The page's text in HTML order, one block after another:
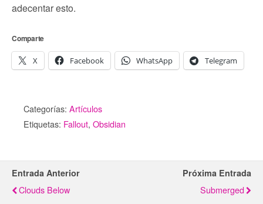
adecentar esto.
Comparte
X Facebook WhatsApp Telegram
Categorías: Artículos
Etiquetas: Fallout, Obsidian
Entrada Anterior
Clouds Below
Próxima Entrada
Submerged